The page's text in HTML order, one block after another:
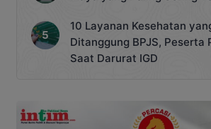
10 Layanan Kesehatan
Ditanggung BPJS, Peserta
Saat Darurat IGD